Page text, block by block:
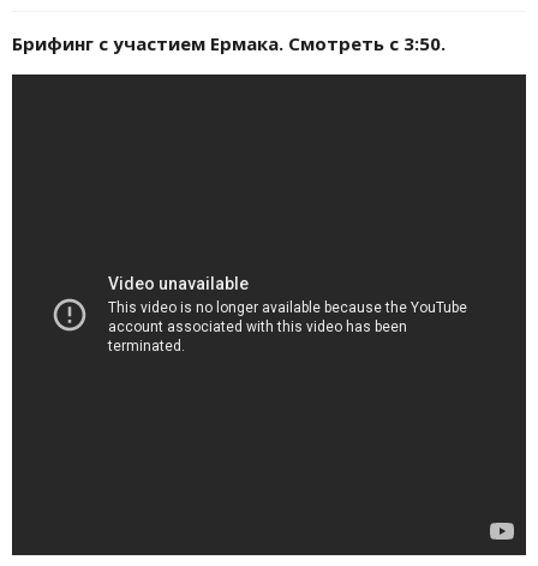
Брифинг с участием Ермака. Смотреть с 3:50.